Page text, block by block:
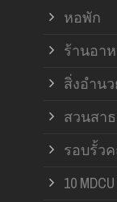
หอพัก
ร้านอา
สิ่งอำน
สวนสา
รอบรั้ว
10